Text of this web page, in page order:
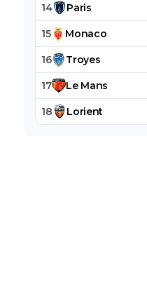
14 Paris
15 Monaco
16 Troyes
17 Le Mans
18 Lorient